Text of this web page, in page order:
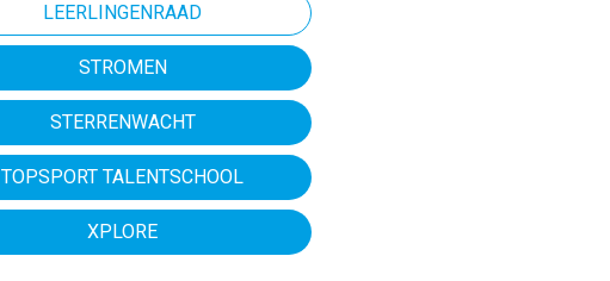
LEERLINGENRAAD
STROMEN
STERRENWACHT
TOPSPORT TALENTSCHOOL
XPLORE